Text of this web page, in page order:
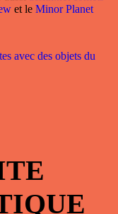
et le Minor Planet
avec des objets du